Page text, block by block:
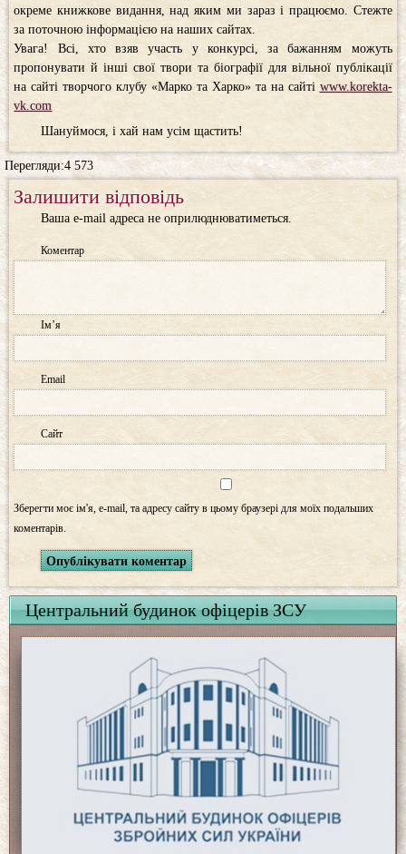
окреме книжкове видання, над яким ми зараз і працюємо. Стежте
за поточною інформацією на наших сайтах.
Увага! Всі, хто взяв участь у конкурсі, за бажанням можуть
пропонувати й інші свої твори та біографії для вільної публікації
на сайті творчого клубу «Марко та Харко» та на сайті www.korekta-
vk.com
Шануймося, і хай нам усім щастить!
Перегляди:4 573
Залишити відповідь
Ваша e-mail адреса не оприлюднюватиметься.
Коментар
Ім’я
Email
Сайт
Зберегти моє ім'я, e-mail, та адресу сайту в цьому браузері для моїх подальших
коментарів.
Центральний будинок офіцерів ЗСУ